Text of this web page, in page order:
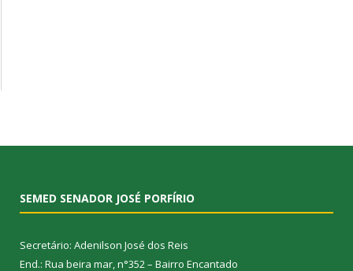
SEMED SENADOR JOSÉ PORFÍRIO
Secretário: Adenilson José dos Reis
End.: Rua beira mar, n°352 – Bairro Encantado